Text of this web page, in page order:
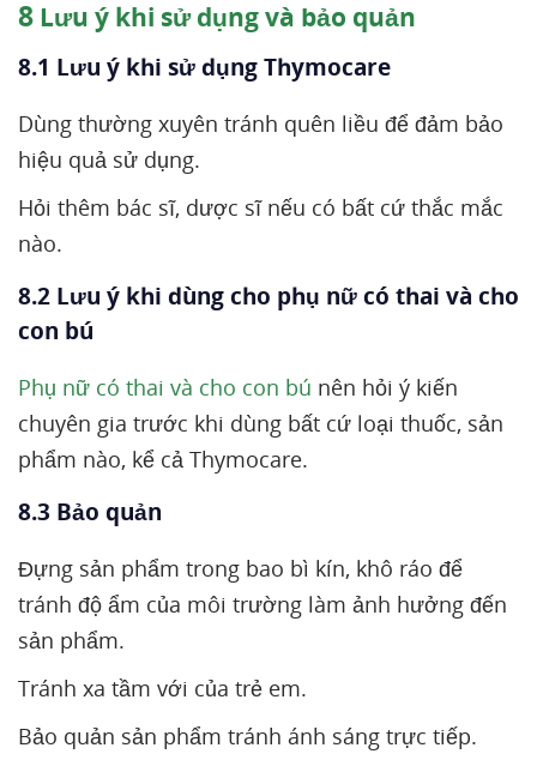
8 Lưu ý khi sử dụng và bảo quản
8.1 Lưu ý khi sử dụng Thymocare
Dùng thường xuyên tránh quên liều để đảm bảo
hiệu quả sử dụng.
Hỏi thêm bác sĩ, dược sĩ nếu có bất cứ thắc mắc
nào.
8.2 Lưu ý khi dùng cho phụ nữ có thai và cho
con bú
Phụ nữ có thai và cho con bú nên hỏi ý kiến
chuyên gia trước khi dùng bất cứ loại thuốc, sản
phẩm nào, kể cả Thymocare.
8.3 Bảo quản
Đựng sản phẩm trong bao bì kín, khô ráo để
tránh độ ẩm của môi trường làm ảnh hưởng đến
sản phẩm.
Tránh xa tầm với của trẻ em.
Bảo quản sản phẩm tránh ánh sáng trực tiếp.